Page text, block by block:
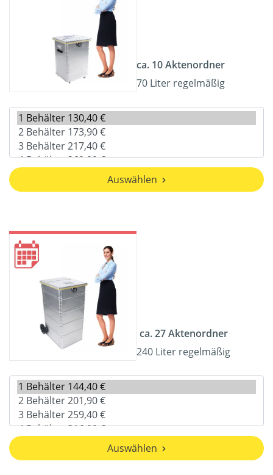
ca. 10 Aktenordner
70 Liter regelmäßig
Auswählen
ca. 27 Aktenordner
240 Liter regelmäßig
Auswählen